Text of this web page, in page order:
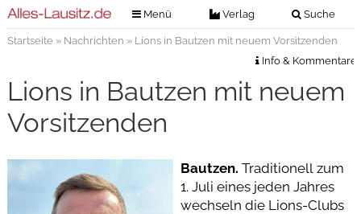
Menü Verlag Suche
Verlag
Kontakt
Impressum
Nachrichten
Anzeigensuche
Digitale Ausgaben
Startseite» Nachrichten » Lions in Bautzen mit neuem Vorsitzenden
Info & Kommentare
Lions in Bautzen mit neuem
Vorsitzenden
Bautzen. Traditionell zum
1. Juli eines jeden Jahres
wechseln die Lions-Clubs